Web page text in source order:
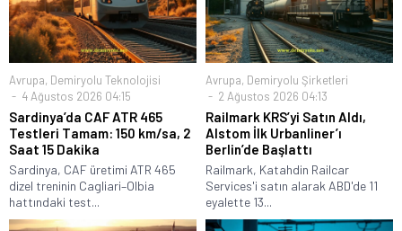
Avrupa, Demiryolu Teknolojisi
4 Ağustos 2026 04:15
Sardinya’da CAF ATR 465
Testleri Tamam: 150 km/sa, 2
Saat 15 Dakika
Sardinya, CAF üretimi ATR 465
dizel treninin Cagliari–Olbia
hattındaki test...
Avrupa, Demiryolu Şirketleri
2 Ağustos 2026 04:13
Railmark KRS’yi Satın Aldı,
Alstom İlk Urbanliner’ı
Berlin’de Başlattı
Railmark, Katahdin Railcar
Services'i satın alarak ABD'de 11
eyalette 13...